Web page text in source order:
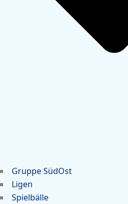
Gruppe SüdOst
Ligen
Spielbälle